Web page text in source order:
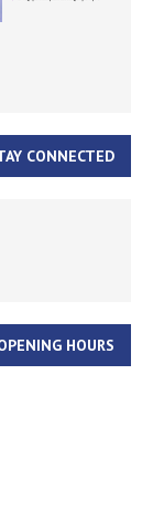
CONNECTED
HOURS